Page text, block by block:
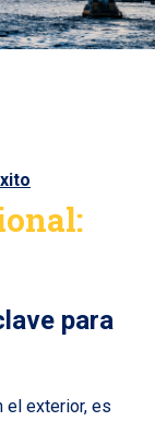
para
el exterior, es